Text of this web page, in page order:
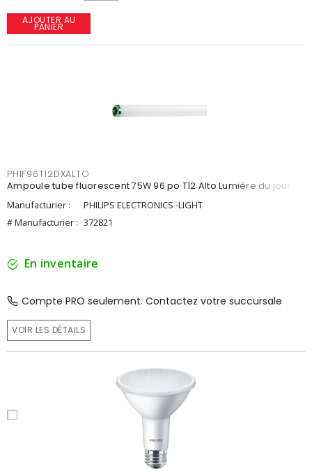
AJOUTER AU
PANIER
PHIF96T12DXALTO
Ampoule tube fluorescent 75W 96 po T12 Alto Lumière du jour
Manufacturier :
PHILIPS ELECTRONICS -LIGHT
# Manufacturier : 372821
En inventaire
Compte PRO seulement. Contactez votre succursale
VOIR LES DÉTAILS